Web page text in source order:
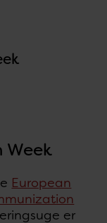
Week
European
er